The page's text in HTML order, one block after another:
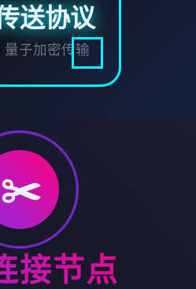
送协议
量子加密传输
✂️
接节点